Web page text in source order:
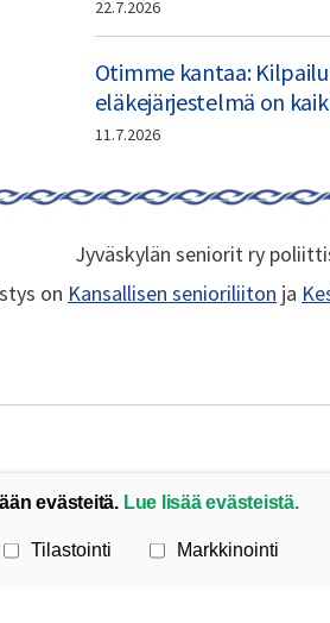
22.7.2026
Otimme kantaa:
eläkejärjestelmä on
11.7.2026
Jyväskylän seniorit ry
on Kansallisen senioriliiton ja
evästeitä. Lue lisää evästeistä.
Tilastointi Markkinointi